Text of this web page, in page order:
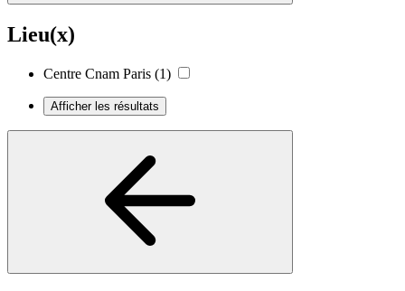
Lieu(x)
Centre Cnam Paris (1)
Afficher les résultats